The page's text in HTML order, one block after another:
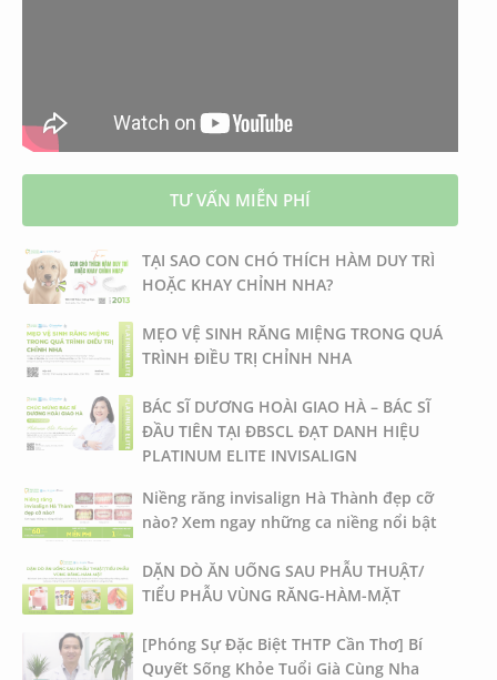
TƯ VẤN MIỄN PHÍ
TẠI SAO CON CHÓ THÍCH HÀM DUY TRÌ
HOẶC KHAY CHỈNH NHA?
MẸO VỆ SINH RĂNG MIỆNG TRONG QUÁ
TRÌNH ĐIỀU TRỊ CHỈNH NHA
BÁC SĨ DƯƠNG HOÀI GIAO HÀ – BÁC SĨ
ĐẦU TIÊN TẠI ĐBSCL ĐẠT DANH HIỆU
PLATINUM ELITE INVISALIGN
Niềng răng invisalign Hà Thành đẹp cỡ
nào? Xem ngay những ca niềng nổi bật
DẶN DÒ ĂN UỐNG SAU PHẪU THUẬT/
TIỂU PHẪU VÙNG RĂNG-HÀM-MẶT
[Phóng Sự Đặc Biệt THTP Cần Thơ] Bí
Quyết Sống Khỏe Tuổi Già Cùng Nha